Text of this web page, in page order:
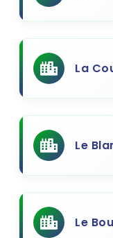
La
Le
Le